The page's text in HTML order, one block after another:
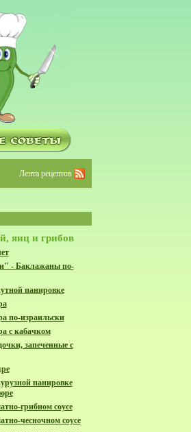
Лента рецептов
яиц и грибов
- Баклажаны по-
панировке
по-израильски
с кабачком
запеченные с
панировке
грибном соусе
чесночном соусе